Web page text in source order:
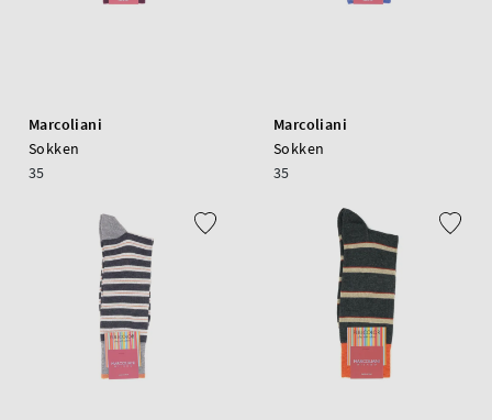
Marcoliani
Sokken
35
Marcoliani
Sokken
35